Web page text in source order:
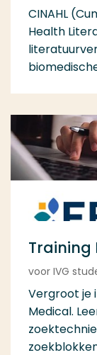
CINAHL
Health
Training
voor IVG
Vergroot je
Medical.